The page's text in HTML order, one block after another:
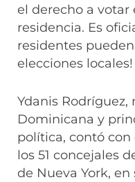
el derecho a votar
residencia. Es
residentes
elecciones locales!
Ydanis Rodríguez,
Dominicana y
política, contó con
los 51 concejales
de Nueva York,